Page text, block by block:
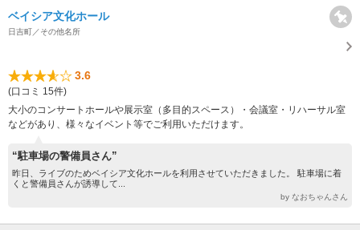
ベイシア文化ホール
日吉町／その他名所
3.6
(口コミ 15件)
大小のコンサートホールや展示室（多目的スペース）・会議室・リハーサル室
などがあり、様々なイベント等でご利用いただけます。
“駐車場の警備員さん”
昨日、ライブのためベイシア文化ホールを利用させていただきました。 駐車場に着
くと警備員さんが誘導して...
by なおちゃんさん